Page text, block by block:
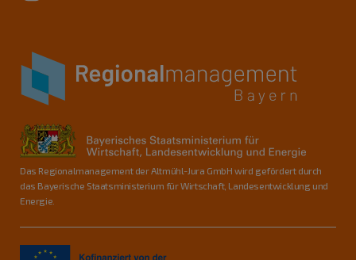
Das Regionalmanagement der Altmühl-Jura GmbH wird gefördert durch
das Bayerische Staatsministerium für Wirtschaft, Landesentwicklung und
Energie.